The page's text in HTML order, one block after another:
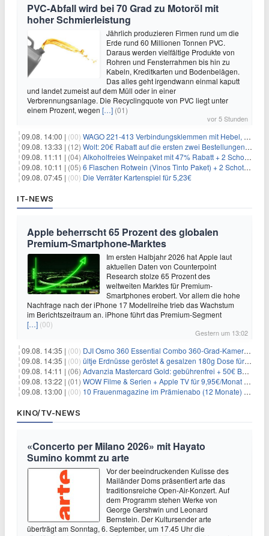
PVC-Abfall wird bei 70 Grad zu Motoröl mit
hoher Schmierleistung
Jährlich produzieren Firmen rund um die
Erde rund 60 Millionen Tonnen PVC.
Daraus werden vielfältige Produkte von
Rohren und Fensterrahmen bis hin zu
Kabeln, Kreditkarten und Bodenbelägen.
Das alles geht irgendwann einmal kaputt
und landet zumeist auf dem Müll oder in einer
Verbrennungsanlage. Die Recyclingquote von PVC liegt unter
einem Prozent, wegen […] (01)
vor 5 Stunden
09.08. 14:00 | (00) WAGO 221-413 Verbindungsklemmen mit Hebel, 50 Stück für 14,99€
09.08. 13:33 | (12) Wolt: 20€ Rabatt auf die ersten zwei Bestellungen für Neukunden
09.08. 11:11 | (04) Alkoholfreies Weinpaket mit 47% Rabatt + 2 Schott Zwiesel Gläser GRATIS für 29,99€
09.08. 10:11 | (05) 6 Flaschen Rotwein (Vinos Tinto Paket) + 2 Schott Zwiesel Gläser für 25,99€ inkl. Versand
09.08. 07:45 | (00) Die Verräter Kartenspiel für 5,23€
IT-NEWS
Apple beherrscht 65 Prozent des globalen
Premium-Smartphone-Marktes
Im ersten Halbjahr 2026 hat Apple laut
aktuellen Daten von Counterpoint
Research stolze 65 Prozent des
weltweiten Marktes für Premium-
Smartphones erobert. Vor allem die hohe
Nachfrage nach der iPhone 17 Modellreihe trieb das Wachstum
im Berichtszeitraum an. iPhone führt das Premium-Segment
[…] (00)
Gestern um 13:02
09.08. 14:35 | (00) DJI Osmo 360 Essential Combo 360-Grad-Kamera für 375€
09.08. 14:35 | (00) ültje Erdnüsse geröstet & gesalzen 180g Dose für 1,52€ im Spar-Abo
09.08. 14:11 | (06) Advanzia Mastercard Gold: gebührenfrei + 50€ Bonus* + gratis Reiseversicherung
09.08. 13:22 | (01) WOW Filme & Serien + Apple TV für 9,95€/Monat // Alles von WOW (Filme, Serien, Live-Sport) für 34,97€/Monat
09.08. 13:00 | (00) 10 Frauenmagazine im Prämienabo (12 Monate) mit Prämien bis zu 225€
KINO/TV-NEWS
«Concerto per Milano 2026» mit Hayato
Sumino kommt zu arte
Vor der beeindruckenden Kulisse des
Mailänder Doms präsentiert arte das
traditionsreiche Open-Air-Konzert. Auf
dem Programm stehen Werke von
George Gershwin und Leonard
Bernstein. Der Kultursender arte
überträgt am Sonntag, 6. September, um 17.45 Uhr die